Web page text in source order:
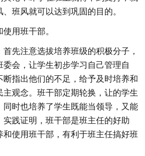
班风就可以达到巩固的目的。
用班干部。
先注意选拔培养班级的积极分子，
会，让学生初步学习自己管理自
断指出他们的不足，给予及时培养和
观念。班干部定期轮换，让的学生
同时也培养了学生既能当领导，又能
实践证明，班干部是班主任的好助
和使用班干部，有利于班主任搞好班